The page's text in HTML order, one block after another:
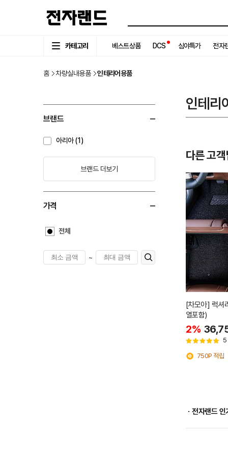
카테고리 베스트상품 DCS 심야특가 전자
홈 차량실내용품 인테리어용품
브랜드
아리아 (1)
브랜드 더보기
가격
전체
~
인테리
다른 고
[차모아] 럭셔
열포함)
2%
5
750P 적립
ㆍ전자랜드 인